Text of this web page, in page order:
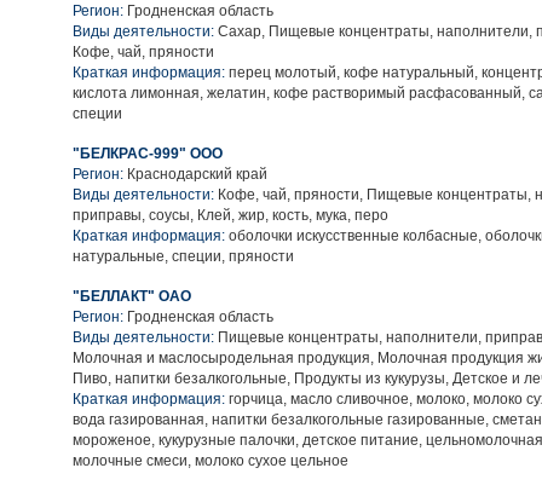
Регион: Гродненская область
Виды деятельности: Сахар, Пищевые концентраты, наполнители,
Кофе, чай, пряности
Краткая информация: перец молотый, кофе натуральный,
кислота лимонная, желатин, кофе растворимый расфасованный,
специи
"БЕЛКРАС-999" ООО
Регион: Краснодарский край
Виды деятельности: Кофе, чай, пряности, Пищевые концентраты,
приправы, соусы, Клей, жир, кость, мука, перо
Краткая информация: оболочки искусственные колбасные,
натуральные, специи, пряности
"БЕЛЛАКТ" ОАО
Регион: Гродненская область
Виды деятельности: Пищевые концентраты, наполнители,
Молочная и маслосыродельная продукция, Молочная продукция
Пиво, напитки безалкогольные, Продукты из кукурузы, Детское и
Краткая информация: горчица, масло сливочное, молоко, молоко
вода газированная, напитки безалкогольные газированные,
мороженое, кукурузные палочки, детское питание,
молочные смеси, молоко сухое цельное